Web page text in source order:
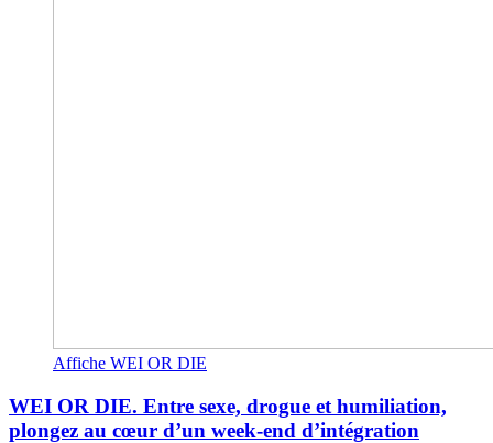
Affiche WEI OR DIE
WEI OR DIE. Entre sexe, drogue et humiliation,
plongez au cœur d’un week-end d’intégration